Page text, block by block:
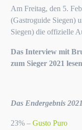
Am Freitag, den 5.
(Gastroguide Siegen)
Siegen) die offizielle
Das Interview mit
zum Sieger 2021
Das Endergebnis
23% –Gusto Puro